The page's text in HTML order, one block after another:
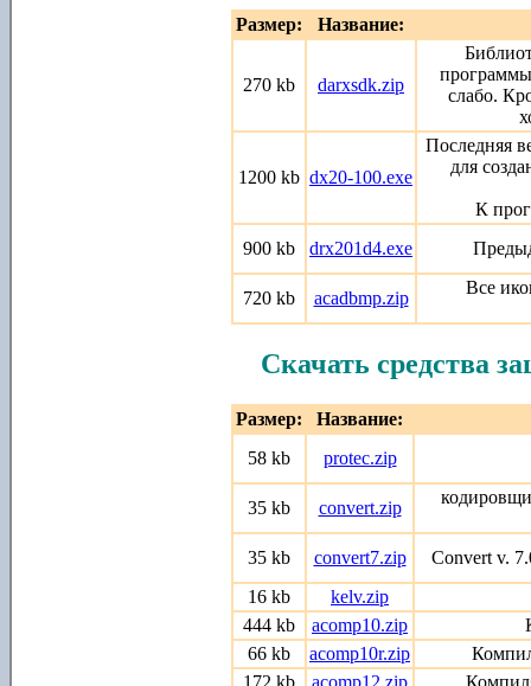
Размер: Название:
270 kb darxsdk.zip
слабо.
1200 kb dx20-100.exe
Последняя
для
К
900 kb
drx201d4.exe
720 kb acadbmp.zip
Все
Скачать средства
Размер:
Название:
58 kb
protec.zip
35 kb convert.zip
35 kb convert7.zip
Convert v.
16 kb
kelv.zip
444 kb
acomp10.zip
66 kb
acomp10r.zip
172 kb
acomp12.zip